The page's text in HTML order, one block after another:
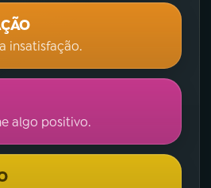
insatisfação.
algo positivo.